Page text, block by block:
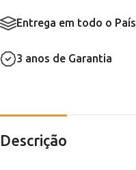
Entrega em todo o País
3 anos de Garantia
Descrição